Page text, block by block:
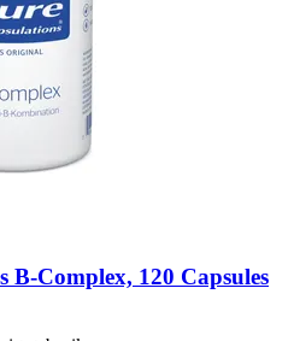
B-​Complex, 120 Capsules